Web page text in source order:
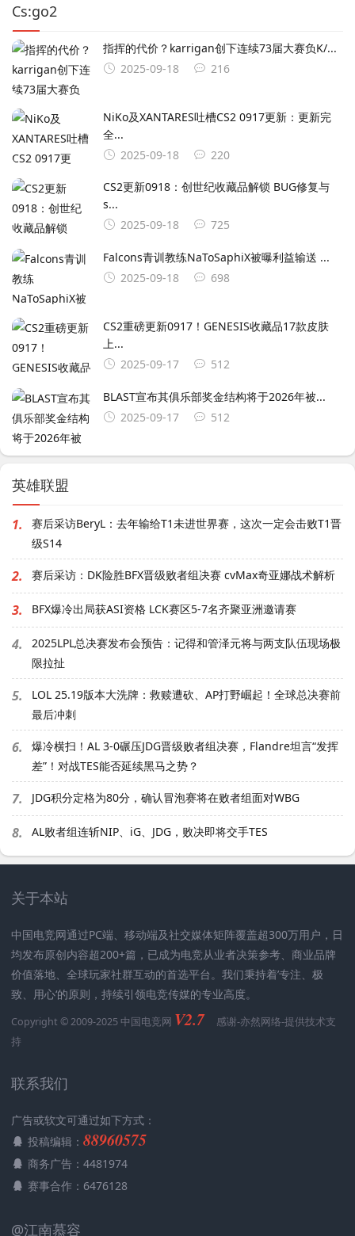
Cs:go2
指挥的代价？karrigan创下连续73届大赛负K/...
2025-09-18
216
NiKo及XANTARES吐槽CS2 0917更新：更新完
全...
2025-09-18
220
CS2更新0918：创世纪收藏品解锁 BUG修复与
s...
2025-09-18
725
Falcons青训教练NaToSaphiX被曝利益输送 ...
2025-09-18
698
CS2重磅更新0917！GENESIS收藏品17款皮肤
上...
2025-09-17
512
BLAST宣布其俱乐部奖金结构将于2026年被...
2025-09-17
512
英雄联盟
1.
赛后采访BeryL：去年输给T1未进世界赛，这次一定会击败T1晋
级S14
2. 赛后采访：DK险胜BFX晋级败者组决赛 cvMax奇亚娜战术解析
3. BFX爆冷出局获ASI资格 LCK赛区5-7名齐聚亚洲邀请赛
4.
2025LPL总决赛发布会预告：记得和管泽元将与两支队伍现场极
限拉扯
5.
LOL 25.19版本大洗牌：救赎遭砍、AP打野崛起！全球总决赛前
最后冲刺
6.
爆冷横扫！AL 3-0碾压JDG晋级败者组决赛，Flandre坦言“发挥
差”！对战TES能否延续黑马之势？
7. JDG积分定格为80分，确认冒泡赛将在败者组面对WBG
8. AL败者组连斩NIP、iG、JDG，败决即将交手TES
关于本站
中国电竞网通过PC端、移动端及社交媒体矩阵覆盖超300万用户，日
均发布原创内容超200+篇，已成为电竞从业者决策参考、商业品牌
价值落地、全球玩家社群互动的首选平台。我们秉持着’专注、极
致、用心‘的原则，持续引领电竞传媒的专业高度。
Copyright © 2009-2025 中国电竞网 V2.7 感谢-亦然网络-提供技术支
持
联系我们
广告或软文可通过如下方式：
投稿编辑： 88960575
商务广告：4481974
赛事合作：6476128
@江南慕容